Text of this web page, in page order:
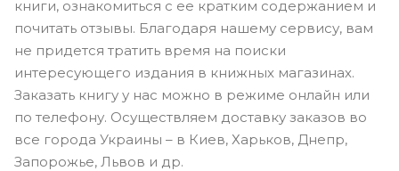
книги, ознакомиться с ее кратким содержанием и
почитать отзывы. Благодаря нашему сервису, вам
не придется тратить время на поиски
интересующего издания в книжных магазинах.
Заказать книгу у нас можно в режиме онлайн или
по телефону. Осуществляем доставку заказов во
все города Украины – в Киев, Харьков, Днепр,
Запорожье, Львов и др.